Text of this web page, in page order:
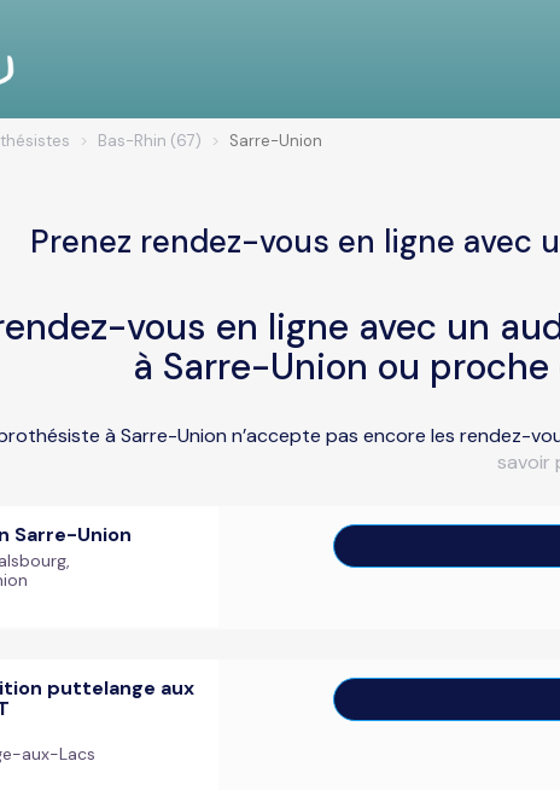
Bas-Rhin (67) Sarre-Union
Prenez rendez-vous en ligne avec
vous en ligne avec un
à Sarre-Union ou
à Sarre-Union n’accepte pas encore les rendez-
savoir
Sarre-Union
puttelange aux
aux-Lacs